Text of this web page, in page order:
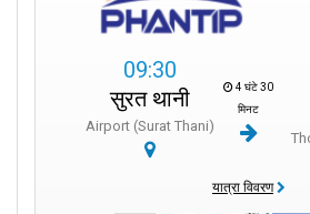
09:30
सुरत थानी
Airport (Surat Thani)
4 घंटे 30
मिनट
यात्रा विवरण